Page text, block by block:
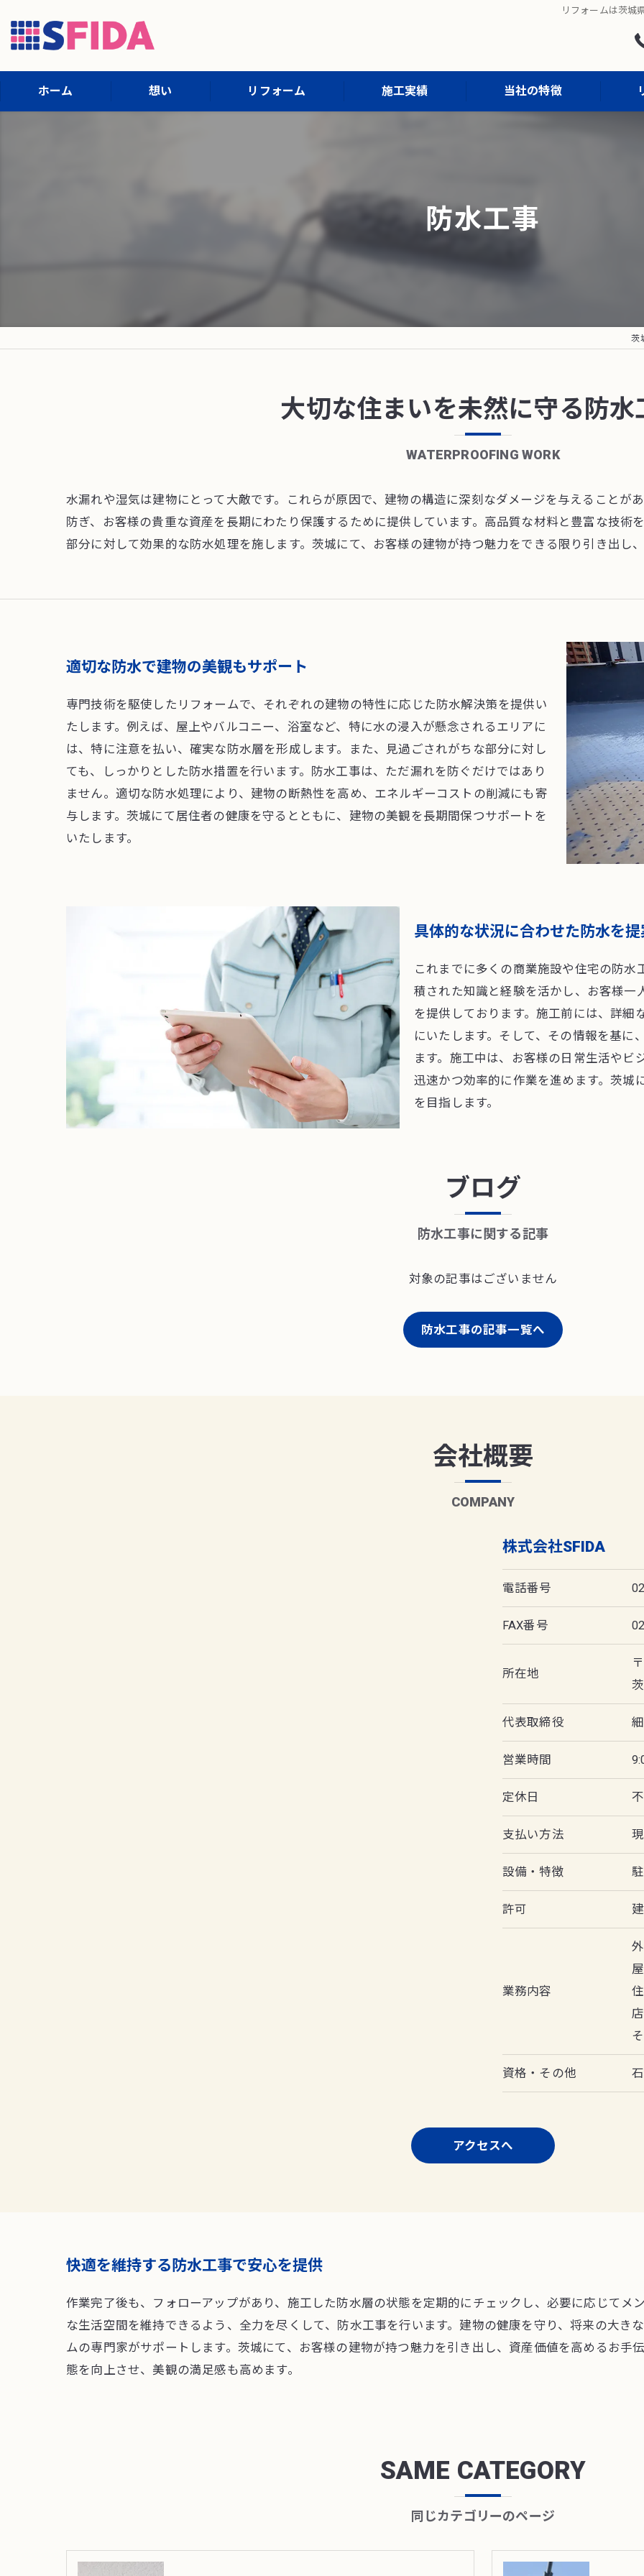
リフォームは茨城
ホーム 想い リフォーム 施工実績 当社の特徴
防水工事
防水工事
茨
大切な住まいを未然に守る防水
WATERPROOFING WORK
水漏れや湿気は建物にとって大敵です。これらが原因で、建物の構造に深刻なダメージを与えることが
防ぎ、お客様の貴重な資産を長期にわたり保護するために提供しています。高品質な材料と豊富な技術
部分に対して効果的な防水処理を施します。茨城にて、お客様の建物が持つ魅力をできる限り引き出し
適切な防水で建物の美観もサポート
専門技術を駆使したリフォームで、それぞれの建物の特性に応じた防水解決策を提供い
たします。例えば、屋上やバルコニー、浴室など、特に水の浸入が懸念されるエリアに
は、特に注意を払い、確実な防水層を形成します。また、見過ごされがちな部分に対し
ても、しっかりとした防水措置を行います。防水工事は、ただ漏れを防ぐだけではあり
ません。適切な防水処理により、建物の断熱性を高め、エネルギーコストの削減にも寄
与します。茨城にて居住者の健康を守るとともに、建物の美観を長期間保つサポートを
いたします。
具体的な状況に合わせた防水を提
これまでに多くの商業施設や住宅の防
積された知識と経験を活かし、お客様
を提供しております。施工前には、詳細
にいたします。そして、その情報を基に
ます。施工中は、お客様の日常生活や
迅速かつ効率的に作業を進めます。茨城
を目指します。
ブログ
防水工事に関する記事
対象の記事はございません
防水工事の記事一覧へ
会社概要
COMPANY
株式会社SFIDA
電話番号
FAX番号
所在地
代表取締役
営業時間
定休日
支払い方法
設備・特徴
許可
業務内容
資格・その他
アクセスへ
快適を維持する防水工事で安心を提供
作業完了後も、フォローアップがあり、施工した防水層の状態を定期的にチェックし、必要に応じてメ
な生活空間を維持できるよう、全力を尽くして、防水工事を行います。建物の健康を守り、将来の大き
ムの専門家がサポートします。茨城にて、お客様の建物が持つ魅力を引き出し、資産価値を高めるお手
態を向上させ、美観の満足感も高めます。
同じカテゴリーのページ
SAME CATEGORY